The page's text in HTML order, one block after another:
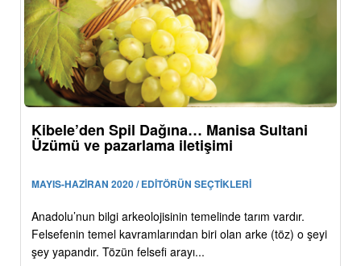
Kibele’den Spil Dağına… Manisa Sultani
Üzümü ve pazarlama iletişimi
MAYIS-HAZİRAN 2020 / EDİTÖRÜN SEÇTİKLERİ
Anadolu’nun bilgi arkeolojisinin temelinde tarım vardır.
Felsefenin temel kavramlarından biri olan arke (töz) o şeyi
şey yapandır. Tözün felsefi arayı...